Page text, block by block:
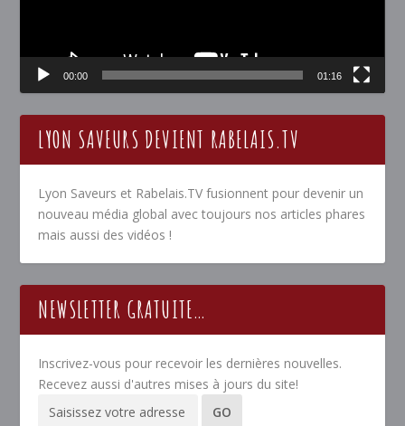
00:00 01:16
LYON SAVEURS DEVIENT RABELAIS.TV
Lyon Saveurs et Rabelais.TV fusionnent pour devenir un
nouveau média global avec toujours nos articles phares
mais aussi des vidéos !
NEWSLETTER GRATUITE…
Inscrivez-vous pour recevoir les dernières nouvelles.
Recevez aussi d'autres mises à jours du site!